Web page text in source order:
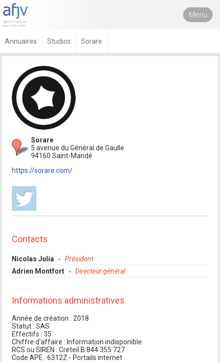
Menu
Annuaires Studios Sorare
Sorare
5 avenue du Général de Gaulle
94160 Saint-Mandé
https://sorare.com/
Contacts
Nicolas Julia
Président
Adrien Montfort
Directeur général
Informations administratives
Année de création : 2018
Statut : SAS
Effectifs : 35
Chiffre d'affaire : Information indisponible
RCS ou SIREN : Creteil B 844 355 727
Code APE : 6312Z - Portails internet